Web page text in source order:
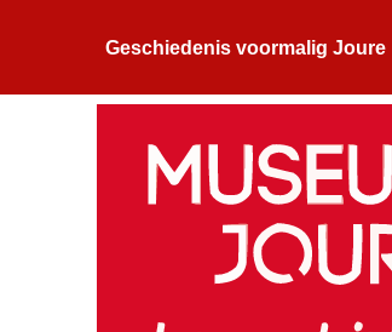
Geschiedenis voormalig Joure